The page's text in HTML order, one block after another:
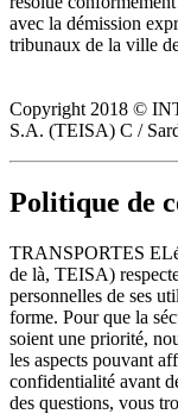
avec la démission
tribunaux de la ville
Copyright 2018 ©
S.A. (TEISA) C /
Politique de
TRANSPORTES
de là, TEISA)
personnelles de ses
forme. Pour que la
soient une priorité,
les aspects pouvant
confidentialité avant
des questions, vous